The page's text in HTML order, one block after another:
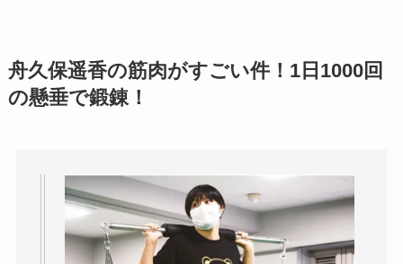
舟久保遥香の筋肉がすごい件！1日1000回
の懸垂で鍛錬！